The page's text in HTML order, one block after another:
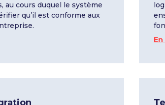
au cours duquel le système
qu’il est conforme aux